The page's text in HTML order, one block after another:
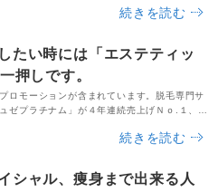
脱毛専門サロンとして４年連続で店舗数と売
。「Ａ店で希望日時の予約が取...
続きを読む
たい時には「エステティッ
押しです。
ロモーションが含まれています。脱毛専門サ
ゼプラチナム」が４年連続売上げＮｏ.１、店
テティックTBCがＮｏ.１だと思います。
り、美容・健康分野の研究開発...
続きを読む
シャル、痩身まで出来る人